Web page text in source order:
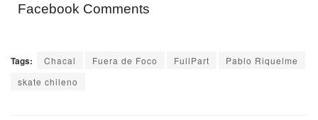
Facebook Comments
Tags: Chacal Fuera de Foco FullPart
Pablo Riquelme
skate chileno